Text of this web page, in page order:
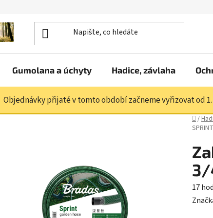
Gumolana a úchyty Hadice, závlaha
Objednávky přijaté v tomto období začneme vyřizovat od 1.
Domů
/
3/
17